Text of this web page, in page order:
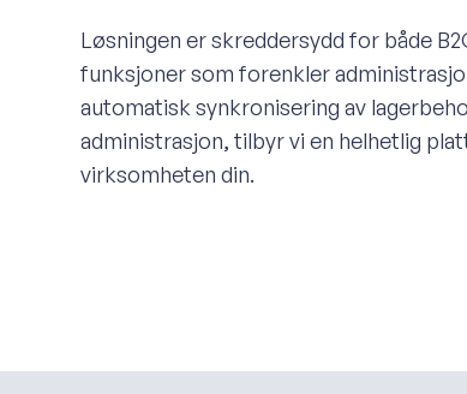
Løsningen er skreddersydd for både
funksjoner som forenkler
automatisk synkronisering av
administrasjon, tilbyr vi en helhetlig
virksomheten din.